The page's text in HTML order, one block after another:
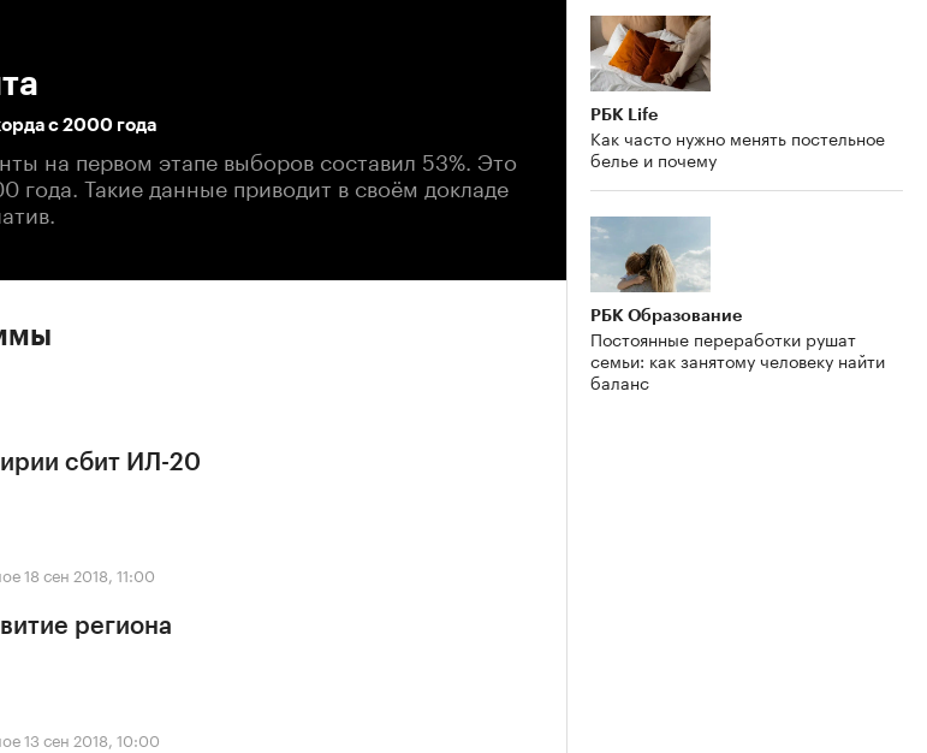
с 2000 года
на первом этапе выборов составил 53%. Это
года. Такие данные приводит в своём докладе
сбит ИЛ-20
18 сен 2018, 11:00
региона
13 сен 2018, 10:00
РБК Life
Как часто нужно менять постельное
белье и почему
РБК Образование
Постоянные переработки рушат
семьи: как занятому человеку найти
баланс